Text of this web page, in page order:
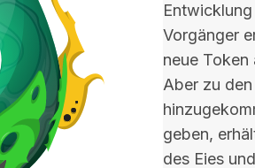
Vorgänger
neue Token
Aber zu
geben,
des Eies